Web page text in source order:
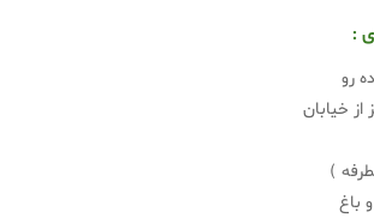
:
رو
خیابان
)
باغ